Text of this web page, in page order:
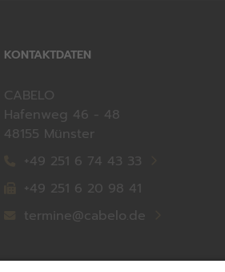
KONTAKTDATEN
CABELO
Hafenweg 46 - 48
48155 Münster
+49 251 6 74 43 33
+49 251 6 20 98 41
termine@cabelo.de